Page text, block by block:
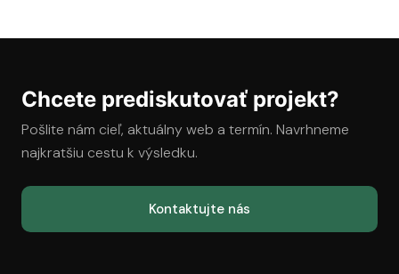
Chcete prediskutovať projekt?
Pošlite nám cieľ, aktuálny web a termín. Navrhneme
najkratšiu cestu k výsledku.
Kontaktujte nás